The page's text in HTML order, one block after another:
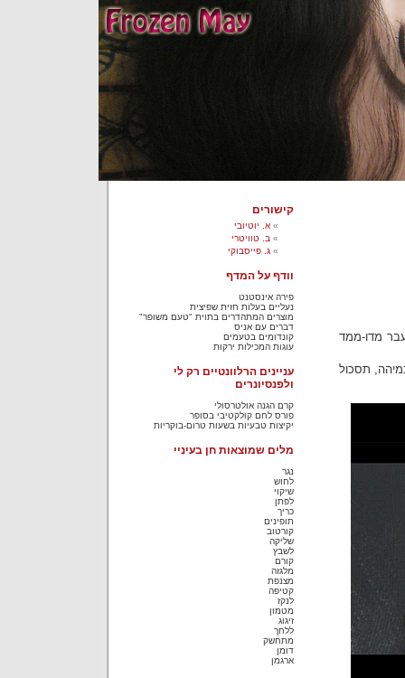
מדו-ממד
תסכול
קישורים
א. יוטיובי
ב. טוויטרי
ג. פייסבוקי
וודף על המדף
פירה אינסטנט
נעליים בעלוֹת חזית שפיצית
מוצרים המתהדרים בתוית "טעם משופר"
דברים עם אניס
קונדומים בטעמים
עוגות המכילות ירקות
עניינים הרלוונטיים רק לי
ולפנסיונרים
קרם הגנה אולטרסולי
פורס לחם קולקטיבי בסופר
יקיצות טבעיות בשעות טרום-בוקריות
מלים שמוצאות חן בעיניי
נִגר
לחוש
שיקוי
לִפתן
כריך
תופינים
קורטוב
שליקה
לשבץ
קורם
מלגזה
מצנפת
קטיפה
לנקז
מטמון
זיגוג
ללחך
מתחשק
דומן
ארגמן